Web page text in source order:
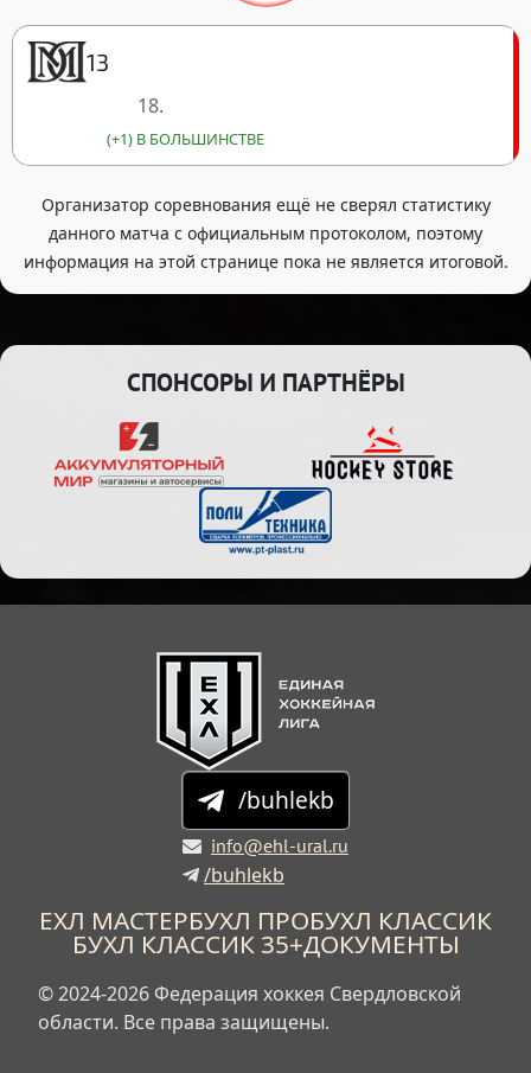
13
18.
(+1) В БОЛЬШИНСТВЕ
Организатор соревнования ещё не сверял статистику
данного матча с официальным протоколом, поэтому
информация на этой странице пока не является итоговой.
СПОНСОРЫ И ПАРТНЁРЫ
/buhlekb
info@ehl-ural.ru
/buhlekb
ЕХЛ МАСТЕРБУХЛ ПРОБУХЛ КЛАССИК
БУХЛ КЛАССИК 35+ДОКУМЕНТЫ
© 2024-2026 Федерация хоккея Свердловской
области. Все права защищены.